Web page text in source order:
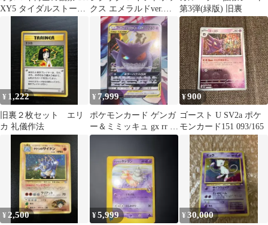
XY5 タイダルストーム
078/070 ★傷特価★
クス エメラルドver.
008/019
第3弾(緑版) 旧裏
¥ 1,222
旧裏２枚セット エリ
カ 礼儀作法
¥ 7,999
ポケモンカード ゲンガ
ー＆ミミッキュ gx rr 傷
あり
¥900
ゴースト U SV2a ポケ
モンカード151 093/165
¥ 2,500 ¥5,999 ¥30,000